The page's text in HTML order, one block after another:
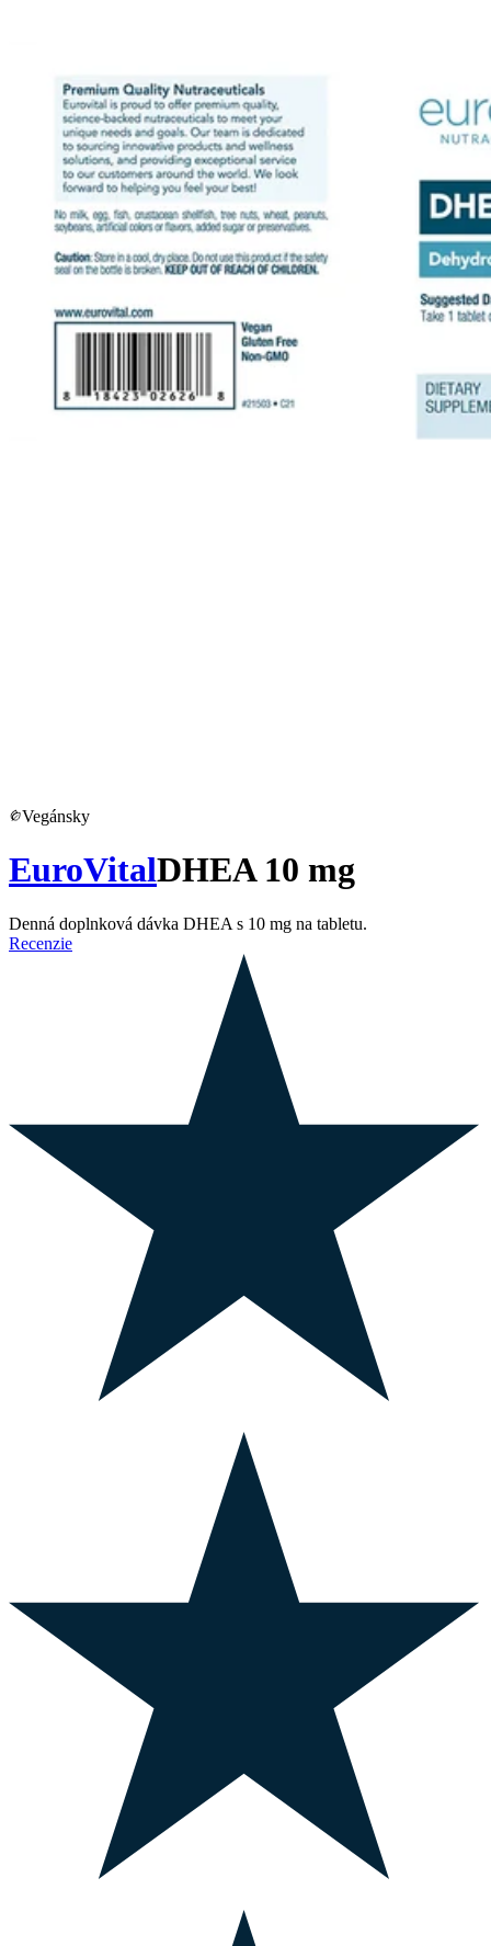
Vegánsky
EuroVitalDHEA 10 mg
Denná doplnková dávka DHEA s 10 mg na tabletu.
Recenzie